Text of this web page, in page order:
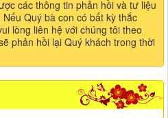
các thông tin phản hồi và tư liệu
Quý bà con có bất kỳ thắc
lòng liên hệ với chúng tôi theo
phản hồi lại Quý khách trong thời